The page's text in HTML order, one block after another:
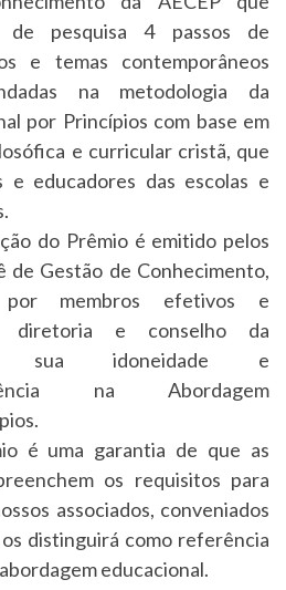
pesquisa 4 passos de
e temas contemporâneos
na metodologia da
por Princípios com base em
e curricular cristã, que
e educadores das escolas e
do Prêmio é emitido pelos
Gestão de Conhecimento,
membros efetivos e
diretoria e conselho da
sua idoneidade e
na Abordagem
é uma garantia de que as
os requisitos para
associados, conveniados
distinguirá como referência
educacional.